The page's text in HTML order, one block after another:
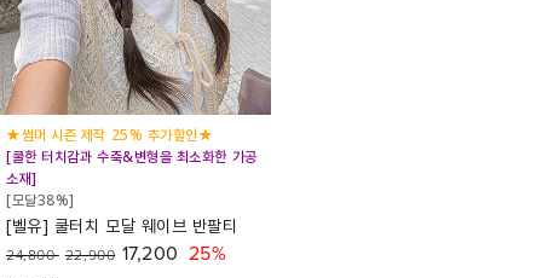
★썸머 시즌 제작 25% 추가할인★
[쿨한 터치감과 수축&변형을 최소화한 가공
소재]
[모달38%]
[벨유] 쿨터치 모달 웨이브 반팔티
24,800 22,900 17,200 25%